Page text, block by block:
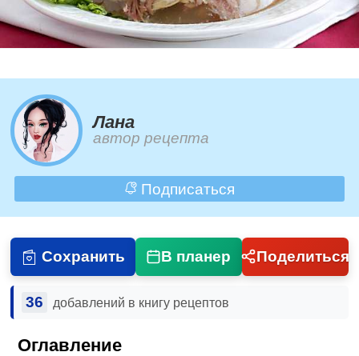
Лана
автор рецепта
Подписаться
Сохранить В планер Поделиться
36 добавлений в книгу рецептов
Оглавление